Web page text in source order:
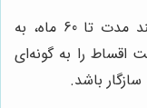
با ارائه اقساط بلند مدت تا 60 ماه، به
اقساط را به گونه‌ای
باشد.